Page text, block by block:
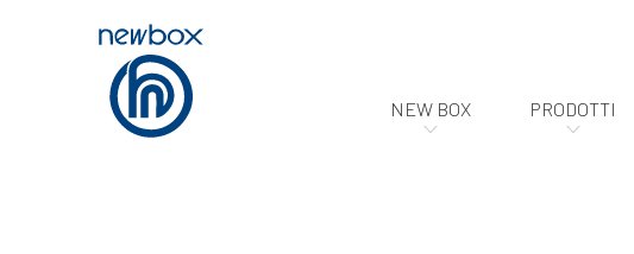
NEW BOX PRODOTTI